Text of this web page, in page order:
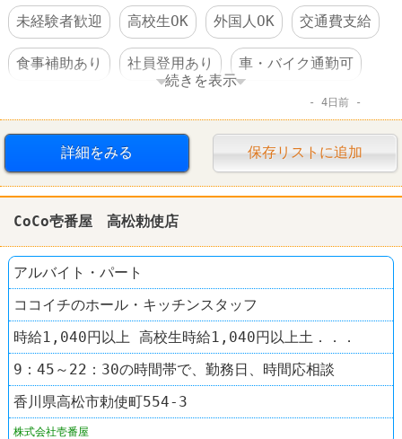
未経験者歓迎
高校生OK 外国人OK 交通費支給
食事補助あり 社員登用あり 車・バイク通勤可
CoCo壱番屋
続きを表示
4日前
詳細をみる 保存リストに追加
CoCo壱番屋 高松勅使店
アルバイト・パート
ココイチのホール・キッチンスタッフ
時給1,040円以上 高校生時給1,040円以上土．．．
9：45～22：30の時間帯で、勤務日、時間応相談
香川県高松市勅使町554-3
株式会社壱番屋